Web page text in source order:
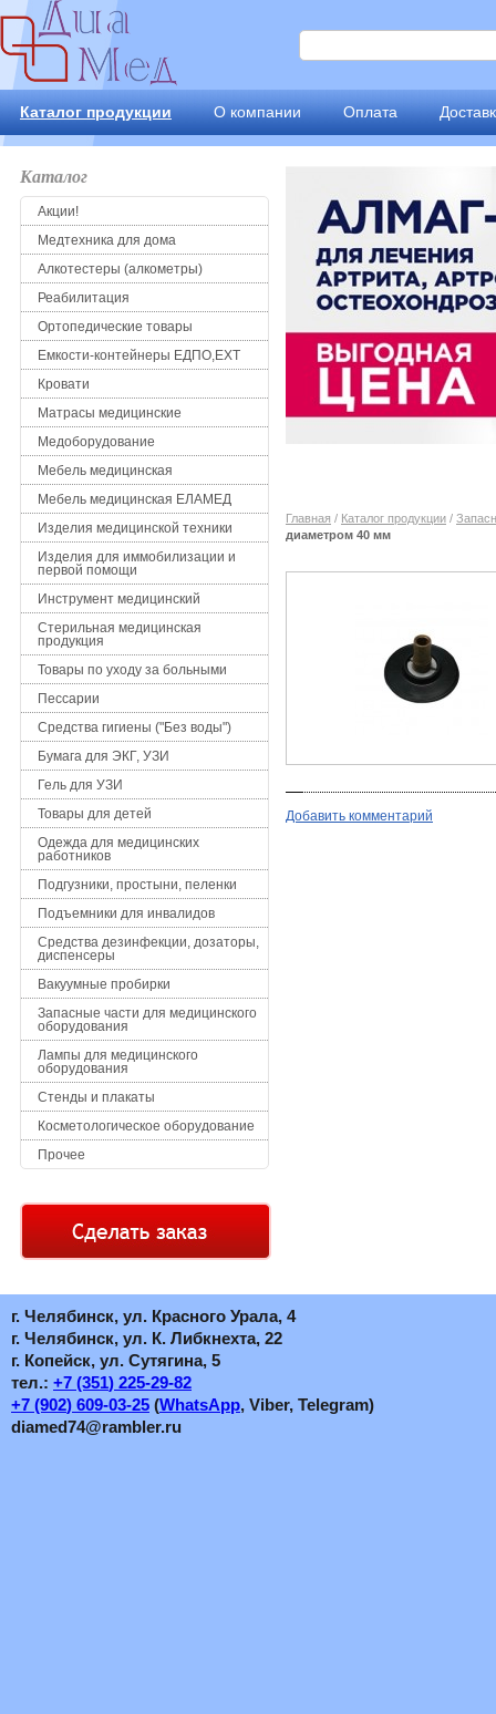
Каталог продукции О компании Оплата
Каталог
Акции!
Медтехника для дома
Алкотестеры (алкометры)
Реабилитация
Ортопедические товары
Емкости-контейнеры ЕДПО,ЕХТ
Кровати
Матрасы медицинские
Медоборудование
Мебель медицинская
Мебель медицинская ЕЛАМЕД
Изделия медицинской техники
Изделия для иммобилизации и
первой помощи
Инструмент медицинский
Стерильная медицинская
продукция
Товары по уходу за больными
Пессарии
Средства гигиены ("Без воды")
Бумага для ЭКГ, УЗИ
Гель для УЗИ
Товары для детей
Одежда для медицинских
работников
Подгузники, простыни, пеленки
Подъемники для инвалидов
Средства дезинфекции, дозаторы,
диспенсеры
Вакуумные пробирки
Запасные части для медицинского
оборудования
Лампы для медицинского
оборудования
Стенды и плакаты
Косметологическое оборудование
Прочее
Главная / Каталог продукции /
диаметром 40 мм
Добавить комментарий
г. Челябинск, ул. Красного Урала, 4
г. Челябинск, ул. К. Либкнехта, 22
г. Копейск, ул. Сутягина, 5
тел.: +7 (351) 225-29-82
+7 (902) 609-03-25 (WhatsApp, Viber, Telegram)
diamed74@rambler.ru